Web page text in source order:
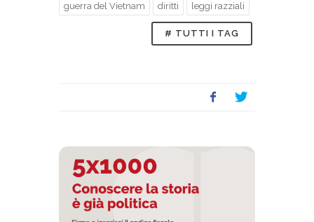
guerra del Vietnam diritti leggi razziali
# TUTTI I TAG